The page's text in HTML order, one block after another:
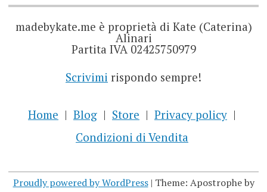
madebykate.me è proprietà di Kate (Caterina)
Alinari
Partita IVA 02425750979
Scrivimi rispondo sempre!
Home Blog Store
Privacy policy
Condizioni di Vendita
Proudly powered by WordPress | Theme: Apostrophe by